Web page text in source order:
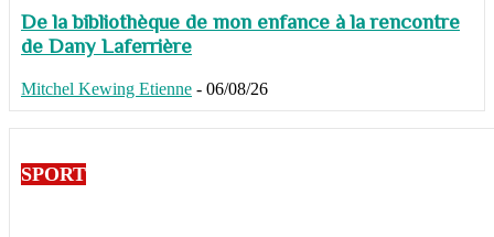
De la bibliothèque de mon enfance à la rencontre
de Dany Laferrière
Mitchel Kewing Etienne - 06/08/26
SPORT